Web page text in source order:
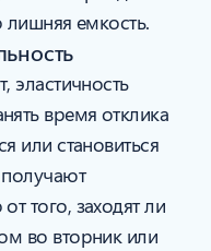
емкость.
эластичность
время отклика
или становиться
того, заходят ли
во вторник или